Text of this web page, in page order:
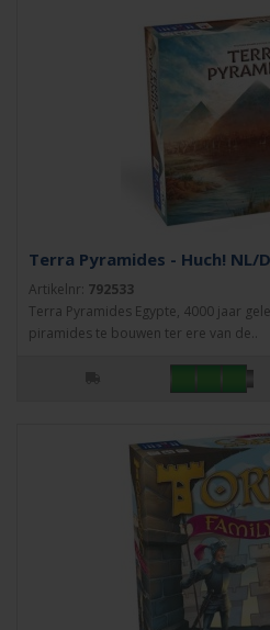
Terra Pyramides - Huch! NL/
Artikelnr: 792533
Terra Pyramides Egypte, 4000 jaar
piramides te bouwen ter ere van de..